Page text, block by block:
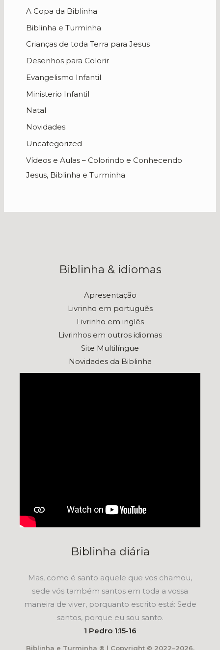
A Copa da Biblinha
Biblinha e Turminha
Crianças de toda Terra para Jesus
Desenhos para Colorir
Evangelismo Infantil
Ministerio Infantil
Natal
Novidades
Uncategorized
Vídeos e Aulas – Colorindo e Conhecendo
Jesus, Biblinha e Turminha
Biblinha & idiomas
Apresentação
Livrinho em português
Livrinho em inglês
Livrinhos em outros idiomas
Site Multilíngue
Novidades da Biblinha
Biblinha diária
Mas, como é santo aquele que vos chamou,
sede vós também santos em toda a vossa
maneira de viver, porquanto escrito está: Sede
santos, porque eu sou santo.
1 Pedro 1:15-16
Biblinha e Turminha ® | Copyright © 2022–2026.